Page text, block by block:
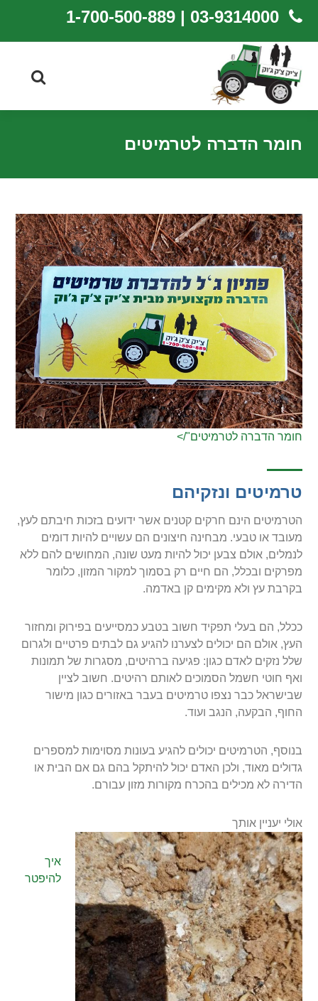
03-9314000 | 1-700-500-889
חומר הדברה לטרמיטים
חומר הדברה לטרמיטים"/>
טרמיטים ונזקיהם
הטרמיטים הינם חרקים קטנים אשר ידועים בזכות חיבתם לעץ,
מעובד או טבעי. מבחינה חיצונים הם עשויים להיות דומים
לנמלים, אולם צבען יכול להיות מעט שונה, המחושים להם ללא
מפרקים ובכלל, הם חיים רק בסמוך למקור המזון, כלומר
בקרבת עץ ולא מקימים קן באדמה.
ככלל, הם בעלי תפקיד חשוב בטבע כמסייעים בפירוק ומחזור
העץ, אולם הם יכולים לצערנו להגיע גם לבתים פרטיים ולגרום
שלל נזקים לאדם כגון: פגיעה ברהיטים, מסגרות של תמונות
ואף חוטי חשמל הסמוכים לאותם רהיטים. חשוב לציין
שבישראל כבר נצפו טרמיטים בעבר באזורים כגון מישור
החוף, הבקעה, הנגב ועוד.
בנוסף, הטרמיטים יכולים להגיע בעונות מסוימות למספרים
גדולים מאוד, ולכן האדם יכול להיתקל בהם גם אם הבית או
הדירה לא מכילים בהכרח מקורות מזון עבורם.
אולי יעניין אותך
איך
להיפטר